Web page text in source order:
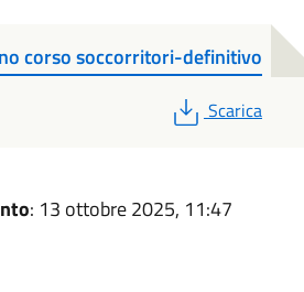
corso soccorritori-definitivo
PDF
Scarica
: 13 ottobre 2025, 11:47